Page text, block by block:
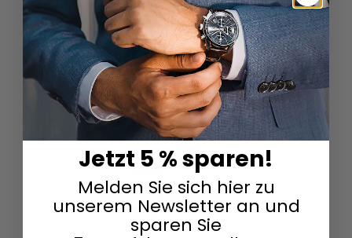
Herren
Skelettuhren
Damen
Herren
Smartwatches
Damen
Herren
Solaruhren
Herren
Damen
Sportuhren
Damen
Herren
Swarovski & Edelsteine
Damen
Herren
Jetzt 5 % sparen!
Melden Sie sich hier zu
unserem Newsletter an und
sparen Sie